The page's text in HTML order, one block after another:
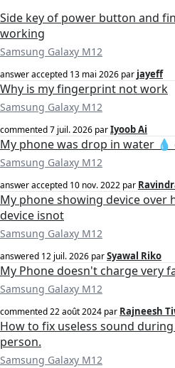
Side key of power button and
working
Samsung Galaxy M12
answer accepted 13 mai 2026 par jayeff
Why is my fingerprint not work
Samsung Galaxy M12
commented7 juil. 2026 parIyoob Ai
My phone was drop in water 💧
Samsung Galaxy M12
answer accepted 10 nov. 2022 par
My phone showing device
device isnot
Samsung Galaxy M12
answered 12 juil. 2026 parSyawal Riko
My Phone doesn't charge very
Samsung Galaxy M12
commented22 août 2024 par Rajneesh
How to fix useless sound
person.
Samsung Galaxy M12